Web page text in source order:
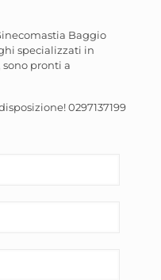
Baggio
specializzati in
pronti a
0297137199